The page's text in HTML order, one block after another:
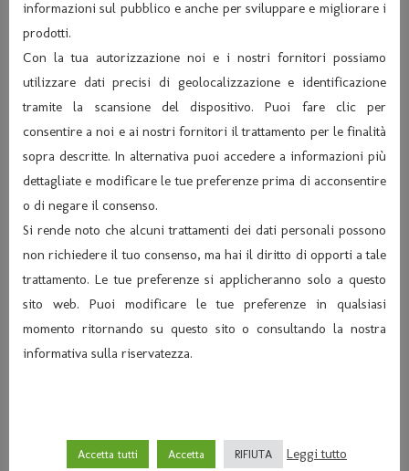
informazioni sul pubblico e anche per sviluppare e migliorare i
prodotti.
Con la tua autorizzazione noi e i nostri fornitori possiamo
utilizzare dati precisi di geolocalizzazione e identificazione
tramite la scansione del dispositivo. Puoi fare clic per
consentire a noi e ai nostri fornitori il trattamento per le finalità
sopra descritte. In alternativa puoi accedere a informazioni più
dettagliate e modificare le tue preferenze prima di acconsentire
o di negare il consenso.
Si rende noto che alcuni trattamenti dei dati personali possono
non richiedere il tuo consenso, ma hai il diritto di opporti a tale
trattamento. Le tue preferenze si applicheranno solo a questo
sito web. Puoi modificare le tue preferenze in qualsiasi
momento ritornando su questo sito o consultando la nostra
informativa sulla riservatezza.
Accetta tutti Accetta RIFIUTA Leggi tutto